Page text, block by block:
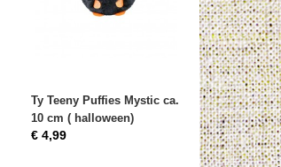
Ty Teeny Puffies Mystic ca.
10 cm ( halloween)
€ 4,99